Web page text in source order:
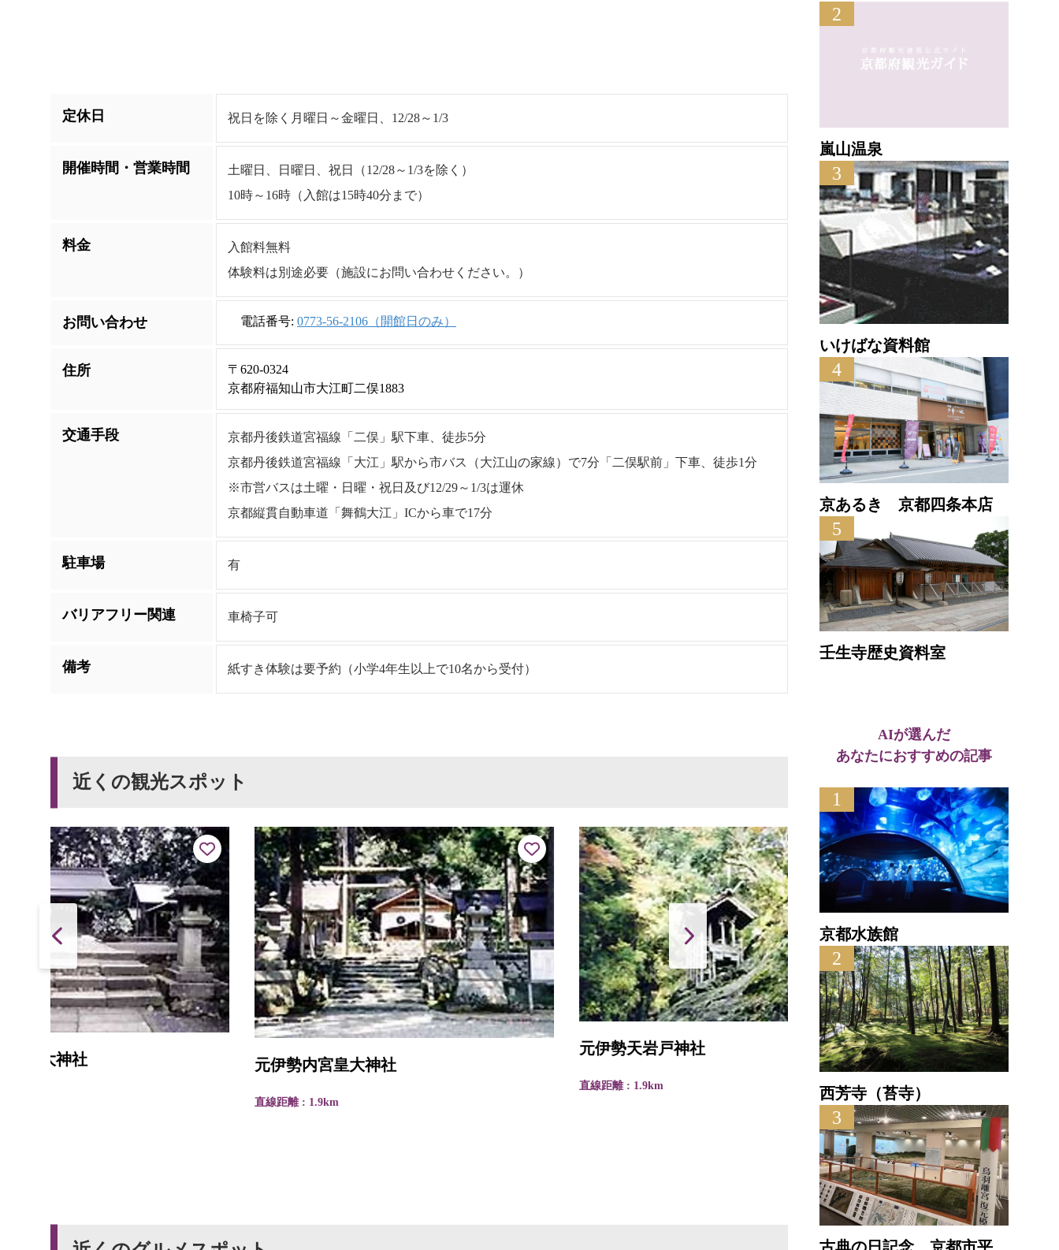
定休日 祝日を除く月曜日～金曜日、12/28～1/3
開催時間・営業時間
土曜日、日曜日、祝日（12/28～1/3を除く）
10時～16時（入館は15時40分まで）
料金
入館料無料
体験料は別途必要（施設にお問い合わせください。）
お問い合わせ 電話番号: 0773-56-2106（開館日のみ）
住所
〒620-0324
京都府福知山市大江町二俣1883
交通手段
京都丹後鉄道宮福線「二俣」駅下車、徒歩5分
京都丹後鉄道宮福線「大江」駅から市バス（大江山の家線）で7分「二俣駅前」下車、徒歩1分
※市営バスは土曜・日曜・祝日及び12/29～1/3は運休
京都縦貫自動車道「舞鶴大江」ICから車で17分
駐車場 有
バリアフリー関連 車椅子可
備考 紙すき体験は要予約（小学4年生以上で10名から受付）
近くの観光スポット
元伊勢内宮皇大神社
元伊勢天岩戸神社
2
嵐山温泉
3
いけばな資料館
4
京あるき 京都四条本店
5
壬生寺歴史資料室
AIが選んだ
あなたにおすすめの記事
1
京都水族館
2
西芳寺（苔寺）
3